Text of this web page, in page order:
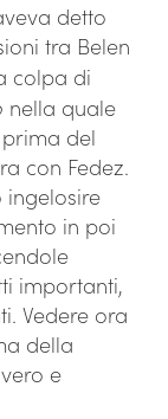
detto
tra Belen
colpa di
nella quale
del
con Fedez.
ingelosire
in poi
importanti,
Vedere ora
della
e